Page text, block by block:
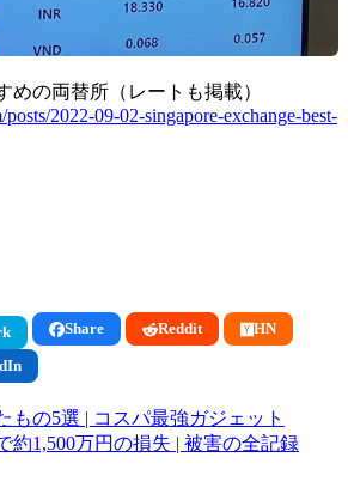
めの両替所（レートも掲載）
2022-09-02-singapore-exchange-best-
Share Reddit HN
もの5選 | コスパ最強ガジェット
約1,500万円の損失 | 被害の全記録